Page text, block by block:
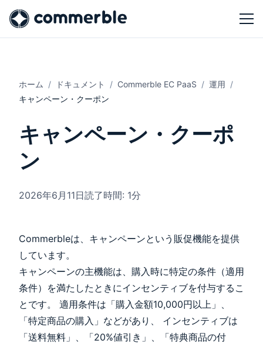
ホーム ドキュメント Commerble EC PaaS
運用
キャンペーン・クーポン
キャンペーン・クーポ
ン
2026年6月11日読了時間: 1分
Commerbleは、キャンペーンという販促機能を提供
しています。
キャンペーンの主機能は、購入時に特定の条件（適用
条件）を満たしたときにインセンティブを付与するこ
とです。 適用条件は「購入金額10,000円以上」、
「特定商品の購入」などがあり、 インセンティブは
「送料無料」、「20%値引き」、「特典商品の付